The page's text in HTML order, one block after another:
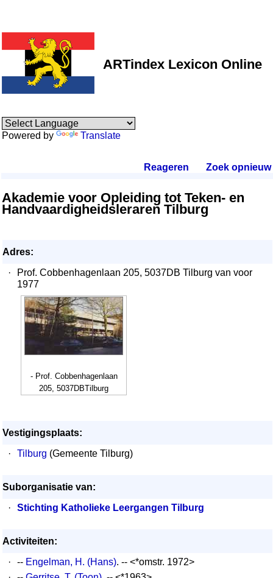
ARTindex Lexicon Online
Powered by Translate
Reageren Zoek opnieuw.
Akademie voor Opleiding tot Teken- en
Handvaardigheidsleraren Tilburg
Adres:
·
Prof. Cobbenhagenlaan 205, 5037DB Tilburg van voor
1977
- Prof. Cobbenhagenlaan
205, 5037DBTilburg
Vestigingsplaats:
·
Tilburg (Gemeente Tilburg)
Suborganisatie van:
·
Stichting Katholieke Leergangen Tilburg
Activiteiten:
·
-- Engelman, H. (Hans). -- <*omstr. 1972>